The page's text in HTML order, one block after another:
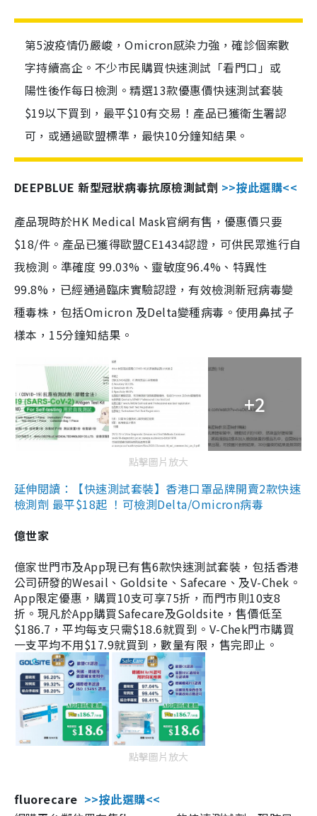
第5波疫情仍嚴峻，Omicron感染力強，確診個案數
字持續高企。不少市民購買快速測試「看門口」或
陽性後作每日檢測。精選13款優惠價快速測試套裝
$19以下買到，最平$10有交易！產品已獲衛生署認
可，或通過歐盟標準，最快10分鐘知結果。
DEEPBLUE 新型冠狀病毒抗原檢測試劑 >>按此選購<<
產品現時於HK Medical Mask官網有售，優惠價只要
$18/件。產品已獲得歐盟CE1434認證，可供民眾進行自
我檢測。準確度 99.03%、靈敏度96.4%、特異性
99.8%，已經通過臨床實驗認證，有效檢測新冠病毒變
種毒株，包括Omicron 及Delta變種病毒。使用鼻拭子
樣本，15分鐘知結果。
+2
點擊圖片放大
延伸閱讀：【快速測試套裝】香港口罩品牌開賣2款快速
檢測劑 最平$18起 ！可檢測Delta/Omicron病毒
億世家
億家世門市及App現已有售6款快速測試套裝，包括香港
公司研發的Wesail、Goldsite、Safecare、及V-Chek。
App限定優惠，購買10支可享75折，而門市則10支8
折。現凡於App購買Safecare及Goldsite，售價低至
$186.7，平均每支只需$18.6就買到。V-Chek門市購買
一支平均不用$17.9就買到，數量有限，售完即止。
點擊圖片放大
fluorecare >>按此選購<<